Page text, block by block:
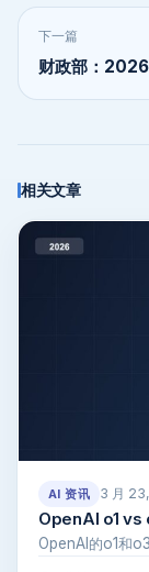
下一篇
财政部：2026
相关文章
AI 资讯 3 月
OpenAI o1 vs
OpenAI的o1和